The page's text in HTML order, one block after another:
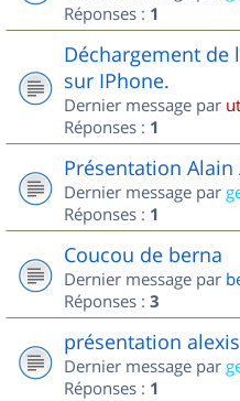
Réponses : 1
Déchargement de
sur IPhone.
Dernier message par
Réponses : 1
Présentation Alain
Dernier message par
Réponses : 1
Coucou de berna
Dernier message par
Réponses : 3
présentation alexis
Dernier message par
Réponses : 1